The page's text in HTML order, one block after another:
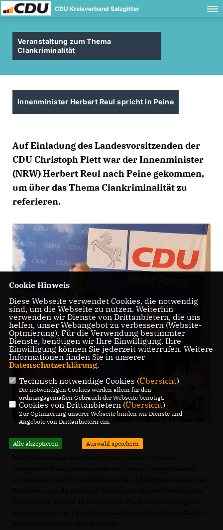
CDU Kreisverband Salzgitter
Veranstaltung zum Thema
Clankriminalität
Innenminister Herbert Reul spricht in Peine
Auf Einladung des Landesvorsitzenden der
CDU Christoph Plett war der Innenminister
(NRW) Herbert Reul nach Peine gekommen,
um über das Thema Clankriminalität zu
referieren.
Cookie Hinweis
Diese Webseite verwendet Cookies, die notwendig
sind, um die Webseite zu nutzen. Weiterhin
verwenden wir Dienste von Drittanbietern, die uns
helfen, unser Webangebot zu verbessern (Website-
Optmierung). Für die Verwendung bestimmter
Dienste, benötigen wir Ihre Einwilligung. Ihre
Einwilligung können Sie jederzeit widerrufen. Weitere
Informationen finden Sie in unserer
Datenschutzerklärung.
Technisch notwendige Cookies (Übersicht)
Die notwendigen Cookies werden allein für den
ordnungsgemäßen Gebrauch der Webseite benötigt.
Cookies von Drittanbietern (Übersicht)
Zur Optimierung unserer Webseite binden wir Dienste und
Angebote von Drittanbietern ein.
Alle akzeptieren Auswahl speichern